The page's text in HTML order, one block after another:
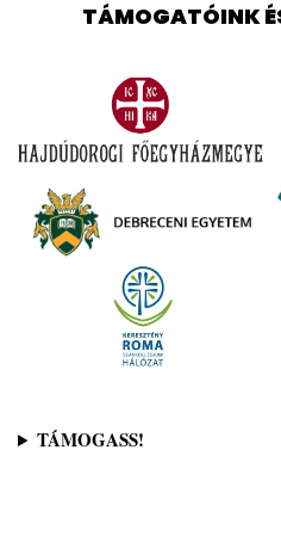
TÁMOGATÓINK
TÁMOGASS!